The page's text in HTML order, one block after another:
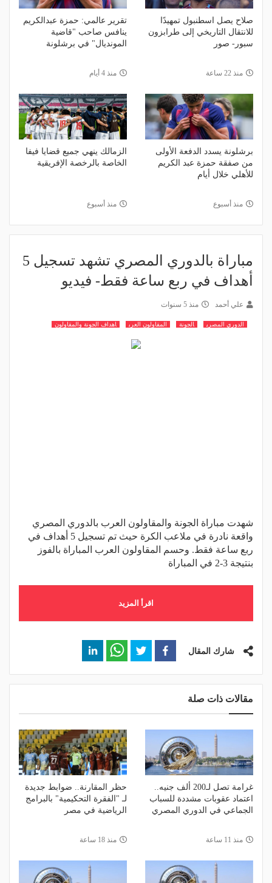
صلاح يصل اسطنبول تمهيدًا
للانتقال التاريخي إلى طرابزون
سبور- صور
منذ 22 ساعة
تقرير عالمي: حمزة عبدالكريم
ينافس صاحب "قاضية
المونديال" في برشلونة
منذ 4 أيام
برشلونة يسدد الدفعة الأولى
من صفقة حمزة عبد الكريم
للأهلي خلال أيام
منذ أسبوع
الزمالك ينهي جميع قضايا فيفا
الخاصة بالرخصة الإفريقية
منذ أسبوع
مباراة بالدوري المصري تشهد تسجيل 5
أهداف في ربع ساعة فقط- فيديو
علي أحمد منذ 5 سنوات
الدوري المصري الجونة المقاولون العرب اهداف الجونة والمقاولون
شهدت مباراة الجونة والمقاولون العرب بالدوري المصري
واقعة نادرة في ملاعب الكرة حيث تم تسجيل 5 أهداف في
ربع ساعة فقط. وحسم المقاولون العرب المباراة بالفوز
بنتيجة 3-2 في المباراة
اقرأ المزيد
شارك المقال
مقالات ذات صلة
غرامة تصل لـ200 ألف جنيه..
اعتماد عقوبات مشددة للسباب
الجماعي في الدوري المصري
منذ 11 ساعة
حظر المقارنة.. ضوابط جديدة
لـ "الفقرة التحكيمية" بالبرامج
الرياضية في مصر
منذ 18 ساعة